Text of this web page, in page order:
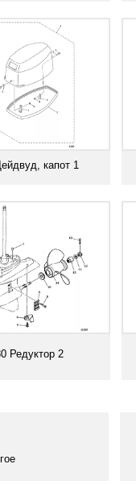
капот 1
Редуктор 2